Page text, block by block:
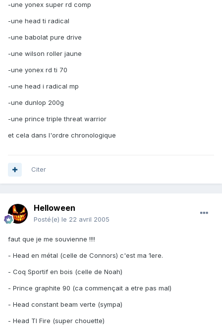
-une yonex super rd comp
-une head ti radical
-une babolat pure drive
-une wilson roller jaune
-une yonex rd ti 70
-une head i radical mp
-une dunlop 200g
-une prince triple threat warrior
et cela dans l'ordre chronologique
Citer
Helloween
Posté(e) le 22 avril 2005
faut que je me souvienne !!!!
- Head en métal (celle de Connors) c'est ma 1ere.
- Coq Sportif en bois (celle de Noah)
- Prince graphite 90 (ca commençait a etre pas mal)
- Head constant beam verte (sympa)
- Head TI Fire (super chouette)